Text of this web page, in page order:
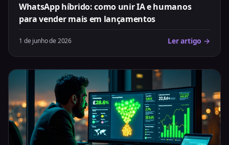
WhatsApp híbrido: como unir IA e humanos
para vender mais em lançamentos
1 de junho de 2026 Ler artigo →